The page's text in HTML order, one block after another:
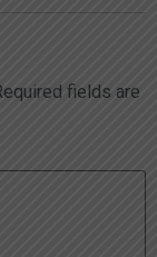
fields are